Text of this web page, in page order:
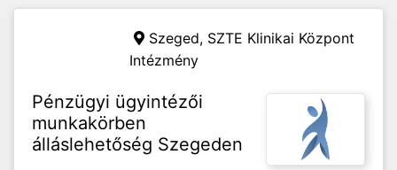
Szeged, SZTE Klinikai Központ
Intézmény
Pénzügyi ügyintézői
munkakörben
álláslehetőség Szegeden